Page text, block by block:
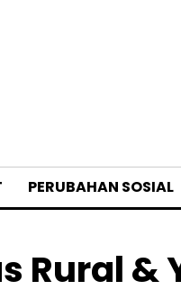
PERUBAHAN SOSIAL
Rural &